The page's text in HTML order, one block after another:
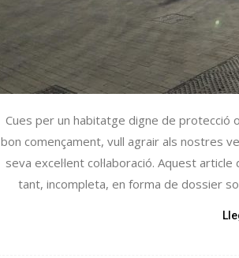
Cues per un habitatge digne de protecció
bon començament, vull agrair als nostres
seva excel·lent col·laboració. Aquest
tant, incompleta, en forma de dossier